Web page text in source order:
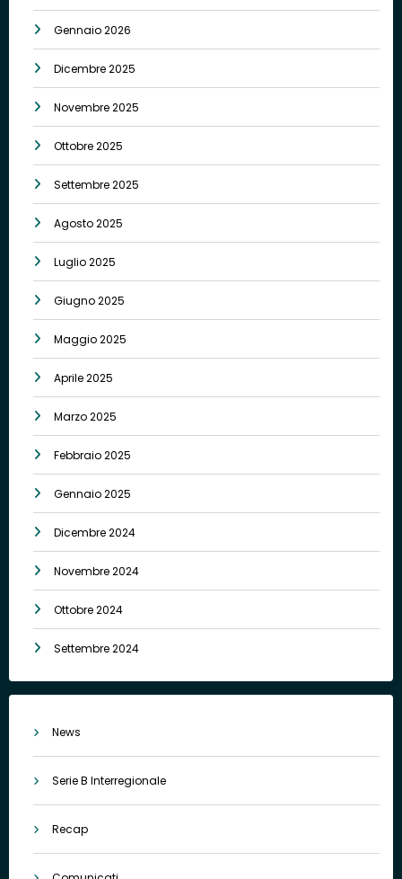
Gennaio 2026
Dicembre 2025
Novembre 2025
Ottobre 2025
Settembre 2025
Agosto 2025
Luglio 2025
Giugno 2025
Maggio 2025
Aprile 2025
Marzo 2025
Febbraio 2025
Gennaio 2025
Dicembre 2024
Novembre 2024
Ottobre 2024
Settembre 2024
News
Serie B Interregionale
Recap